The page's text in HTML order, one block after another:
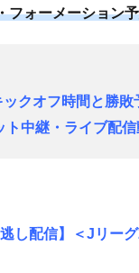
フォーメーション
クオフ時間と勝敗
中継・ライブ配
し配信】＜Jリー